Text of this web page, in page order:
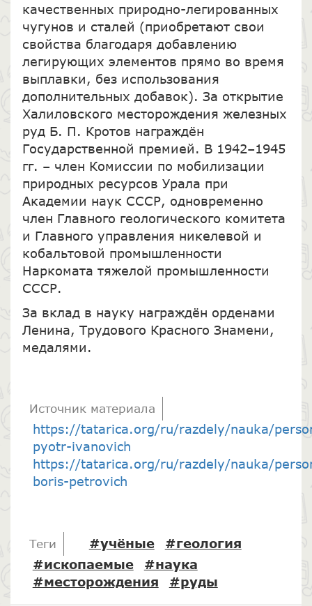
качественных природно-легированных
чугунов и сталей (приобретают свои
свойства благодаря добавлению
легирующих элементов прямо во время
выплавки, без использования
дополнительных добавок). За открытие
Халиловского месторождения железных
руд Б. П. Кротов награждён
Государственной премией. В 1942–1945
гг. – член Комиссии по мобилизации
природных ресурсов Урала при
Академии наук СССР, одновременно
член Главного геологического комитета
и Главного управления никелевой и
кобальтовой промышленности
Наркомата тяжелой промышленности
СССР.
За вклад в науку награждён орденами
Ленина, Трудового Красного Знамени,
медалями.
Источник материала
https://tatarica.org/ru/razdely/nauka/
pyotr-ivanovich
https://tatarica.org/ru/razdely/nauka/
boris-petrovich
Теги #учёные
#геология
#ископаемые
#наука
#месторождения
#руды